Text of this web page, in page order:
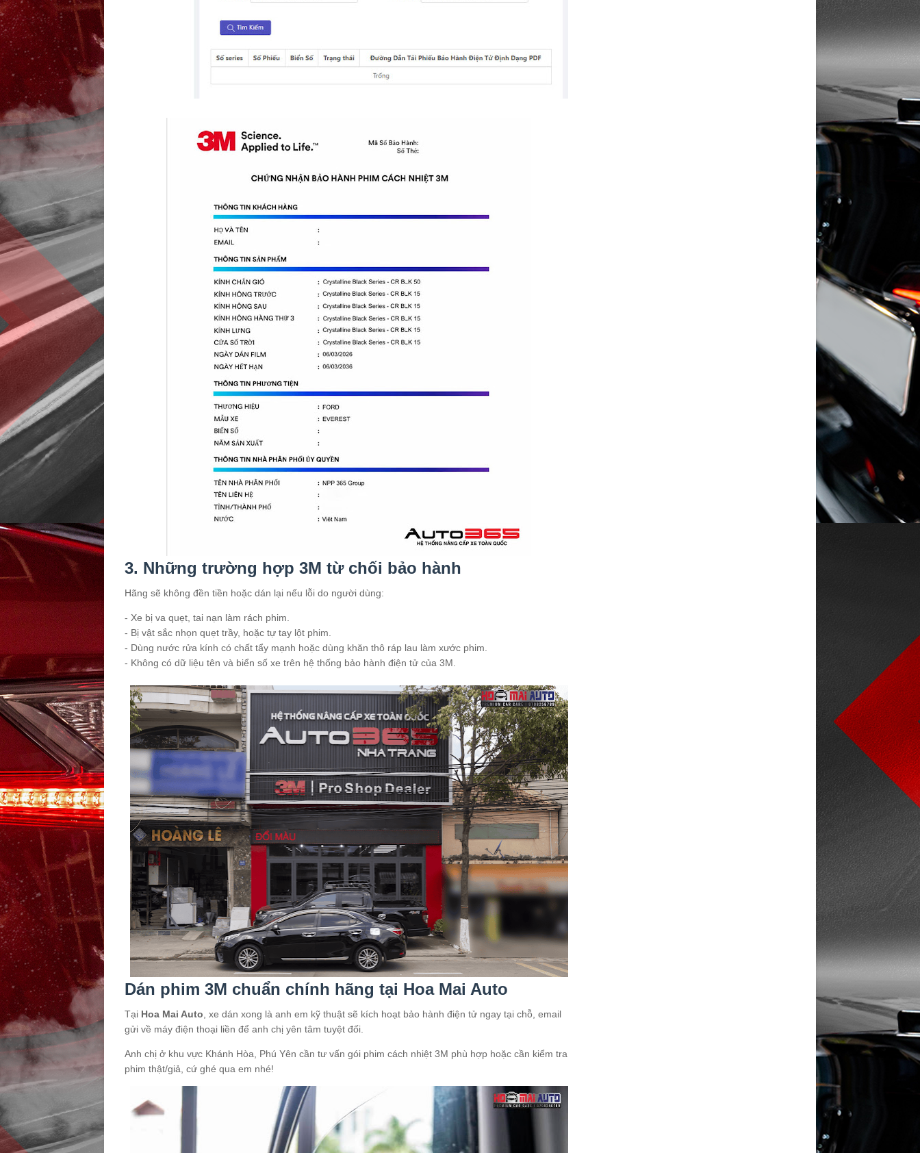
3. Những trường hợp 3M từ chối bảo hành
Hãng sẽ không đền tiền hoặc dán lại nếu lỗi do người dùng:
- Xe bị va quẹt, tai nạn làm rách phim.
- Bị vật sắc nhọn quẹt trầy, hoặc tự tay lột phim.
- Dùng nước rửa kính có chất tẩy mạnh hoặc dùng khăn thô ráp lau làm xước phim.
- Không có dữ liệu tên và biển số xe trên hệ thống bảo hành điện tử của 3M.
Dán phim 3M chuẩn chính hãng tại Hoa Mai Auto
Tại Hoa Mai Auto , xe dán xong là anh em kỹ thuật sẽ kích hoạt bảo hành điện tử ngay tại chỗ, email
gửi về máy điện thoại liền để anh chị yên tâm tuyệt đối.
Anh chị ở khu vực Khánh Hòa, Phú Yên cần tư vấn gói phim cách nhiệt 3M phù hợp hoặc cần kiểm tra
phim thật/giả, cứ ghé qua em nhé!